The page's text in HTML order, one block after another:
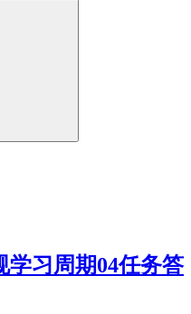
学习周期04任务答